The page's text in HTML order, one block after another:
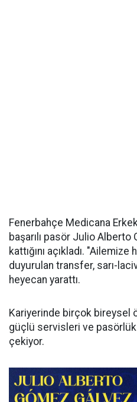
Fenerbahçe Medicana Erkek
başarılı pasör Julio
kattığını açıkladı.
duyurulan transfer, sarı-
heyecan yarattı.
Kariyerinde birçok bireysel
güçlü servisleri ve
çekiyor.